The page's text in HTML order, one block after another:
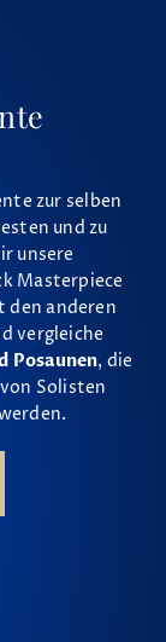
zur selben
und zu
unsere
Masterpiece
den anderen
vergleiche
Posaunen, die
Solisten